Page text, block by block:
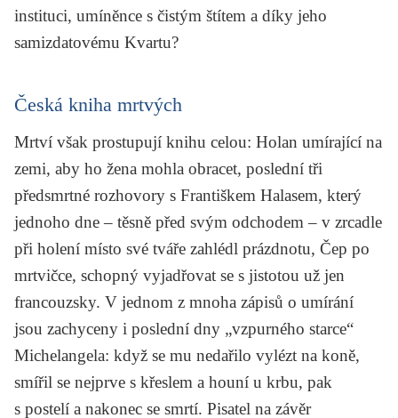
instituci, umíněnce s čistým štítem a díky jeho
samizdatovému Kvartu?
Česká kniha mrtvých
Mrtví však prostupují knihu celou: Holan umírající na
zemi, aby ho žena mohla obracet, poslední tři
předsmrtné rozhovory s Františkem Halasem, který
jednoho dne – těsně před svým odchodem – v zrcadle
při holení místo své tváře zahlédl prázdnotu, Čep po
mrtvičce, schopný vyjadřovat se s jistotou už jen
francouzsky. V jednom z mnoha zápisů o umírání
jsou zachyceny i poslední dny „vzpurného starce“
Michelangela: když se mu nedařilo vylézt na koně,
smířil se nejprve s křeslem a houní u krbu, pak
s postelí a nakonec se smrtí. Pisatel na závěr